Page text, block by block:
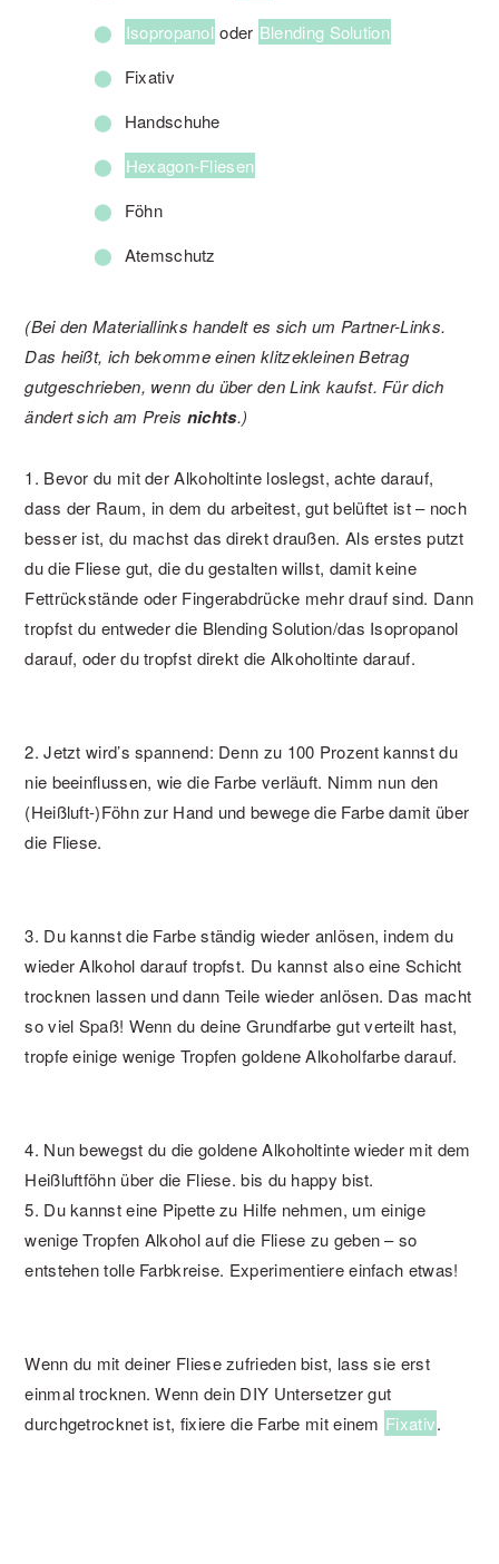
Isopropanol oder Blending Solution
Fixativ
Handschuhe
Hexagon-Fliesen
Föhn
Atemschutz
(Bei den Materiallinks handelt es sich um Partner-Links.
Das heißt, ich bekomme einen klitzekleinen Betrag
gutgeschrieben, wenn du über den Link kaufst. Für dich
ändert sich am Preis nichts.)
1. Bevor du mit der Alkoholtinte loslegst, achte darauf,
dass der Raum, in dem du arbeitest, gut belüftet ist – noch
besser ist, du machst das direkt draußen. Als erstes putzt
du die Fliese gut, die du gestalten willst, damit keine
Fettrückstände oder Fingerabdrücke mehr drauf sind. Dann
tropfst du entweder die Blending Solution/das Isopropanol
darauf, oder du tropfst direkt die Alkoholtinte darauf.
2. Jetzt wird’s spannend: Denn zu 100 Prozent kannst du
nie beeinflussen, wie die Farbe verläuft. Nimm nun den
(Heißluft-)Föhn zur Hand und bewege die Farbe damit über
die Fliese.
3. Du kannst die Farbe ständig wieder anlösen, indem du
wieder Alkohol darauf tropfst. Du kannst also eine Schicht
trocknen lassen und dann Teile wieder anlösen. Das macht
so viel Spaß! Wenn du deine Grundfarbe gut verteilt hast,
tropfe einige wenige Tropfen goldene Alkoholfarbe darauf.
4. Nun bewegst du die goldene Alkoholtinte wieder mit dem
Heißluftföhn über die Fliese. bis du happy bist.
5. Du kannst eine Pipette zu Hilfe nehmen, um einige
wenige Tropfen Alkohol auf die Fliese zu geben – so
entstehen tolle Farbkreise. Experimentiere einfach etwas!
Wenn du mit deiner Fliese zufrieden bist, lass sie erst
einmal trocknen. Wenn dein DIY Untersetzer gut
durchgetrocknet ist, fixiere die Farbe mit einem Fixativ.